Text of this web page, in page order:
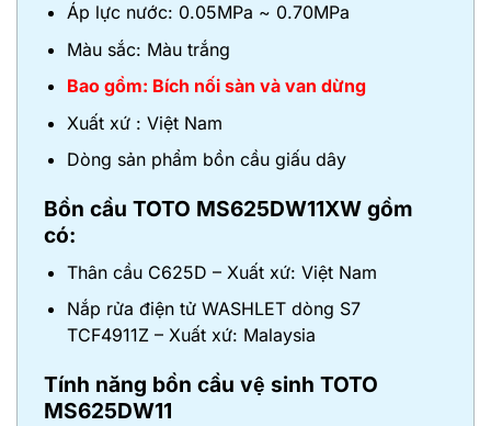
Áp lực nước: 0.05MPa ~ 0.70MPa
Màu sắc: Màu trắng
Bao gồm: Bích nối sàn và van dừng
Xuất xứ : Việt Nam
Dòng sản phẩm bồn cầu giấu dây
Bồn cầu TOTO MS625DW11XW gồm
có:
Thân cầu C625D – Xuất xứ: Việt Nam
Nắp rửa điện tử WASHLET dòng S7
TCF4911Z – Xuất xứ: Malaysia
Tính năng bồn cầu vệ sinh TOTO
MS625DW11